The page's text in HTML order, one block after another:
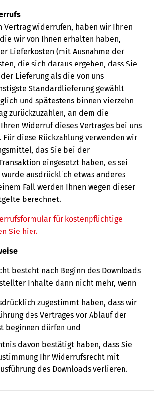
Vertrag widerrufen, haben wir Ihnen
wir von Ihnen erhalten haben,
Lieferkosten (mit Ausnahme der
die sich daraus ergeben, dass Sie
Lieferung als die von uns
Standardlieferung gewählt
und spätestens binnen vierzehn
zurückzuzahlen, an dem die
Widerruf dieses Vertrages bei uns
Für diese Rückzahlung verwenden wir
das Sie bei der
eingesetzt haben, es sei
ausdrücklich etwas anderes
Fall werden Ihnen wegen dieser
berechnet.
für kostenpflichtige
Sie hier.
besteht nach Beginn des Downloads
Inhalte dann nicht mehr, wenn
zugestimmt haben, dass wir
des Vertrages vor Ablauf der
beginnen dürfen und
davon bestätigt haben, dass Sie
Ihr Widerrufsrecht mit
des Downloads verlieren.